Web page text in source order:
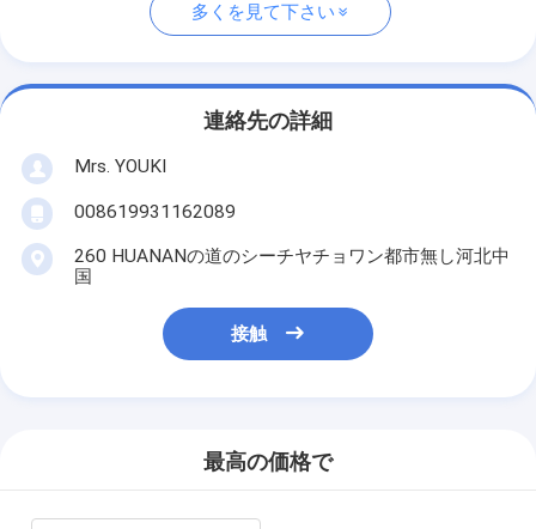
多くを見て下さい
連絡先の詳細
Mrs. YOUKI
008619931162089
260 HUANANの道のシーチヤチョワン都市無し河北中
国
接触
最高の価格で